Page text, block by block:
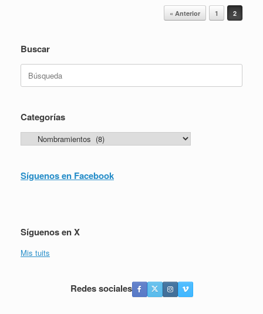
« Anterior 1 2
Buscar
Buscar:
Categorías
Categorías
Síguenos en Facebook
Síguenos en X
Mis tuits
Redes sociales